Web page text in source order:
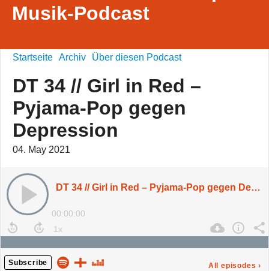
Musik-Podcast
Startseite Archiv Über diesen Podcast
DT 34 // Girl in Red –
Pyjama-Pop gegen
Depression
04. May 2021
DT 34 // Girl in Red – Pyjama-Pop gegen Depression
00:00:00
Subscribe All episodes ›